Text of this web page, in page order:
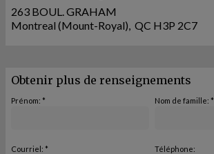
263 BOUL. GRAHAM
Montreal (Mount-Royal), QC H3P 2C7
Obtenir plus de renseignements
Prénom: * Nom de famille: *
Courriel: * Téléphone: